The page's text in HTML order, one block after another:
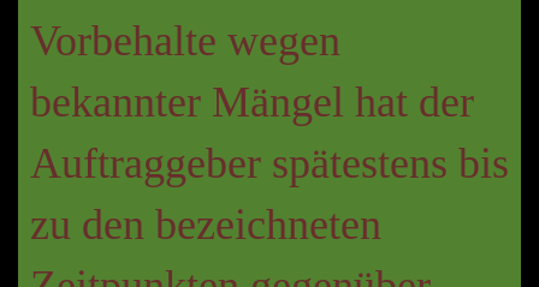
Vorbehalte wegen
bekannter Mängel hat der
Auftraggeber spätestens bis
zu den bezeichneten